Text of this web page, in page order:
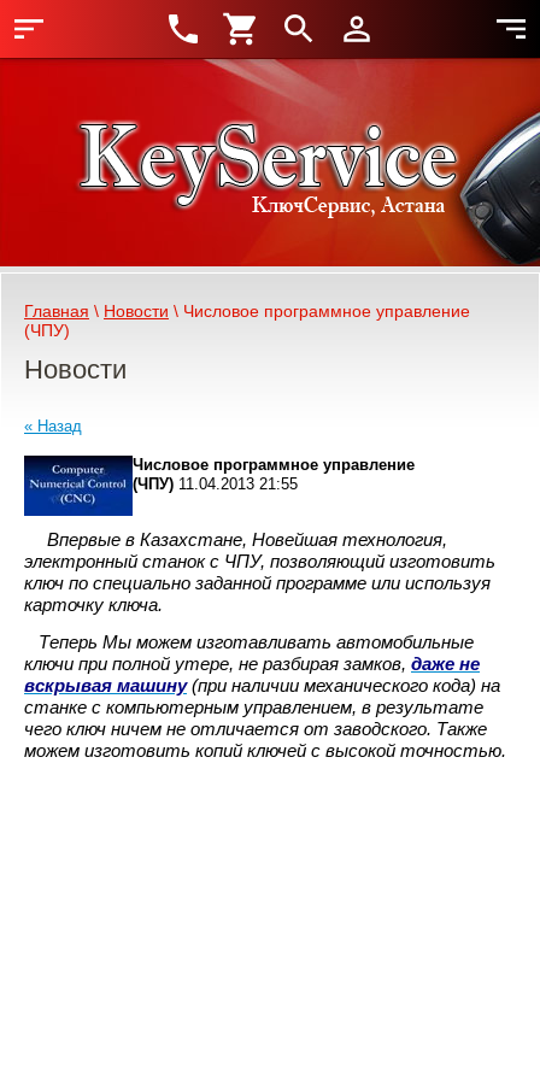
Главная \ Новости \ Числовое программное управление
(ЧПУ)
Новости
« Назад
Числовое программное управление
(ЧПУ) 11.04.2013 21:55
Впервые в Казахстане, Новейшая технология,
электронный станок с ЧПУ, позволяющий изготовить
ключ по специально заданной программе или используя
карточку ключа.
Теперь Мы можем изготавливать автомобильные
ключи при полной утере, не разбирая замков, даже не
вскрывая машину(при наличии механического кода) на
станке с компьютерным управлением, в результате
чего ключ ничем не отличается от заводского. Также
можем изготовить копий ключей с высокой точностью.